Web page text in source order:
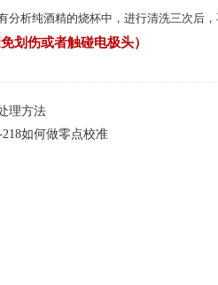
分析纯酒精的烧杯中，进行清洗三次后
划伤或者触碰电极头）
理方法
如何做零点校准